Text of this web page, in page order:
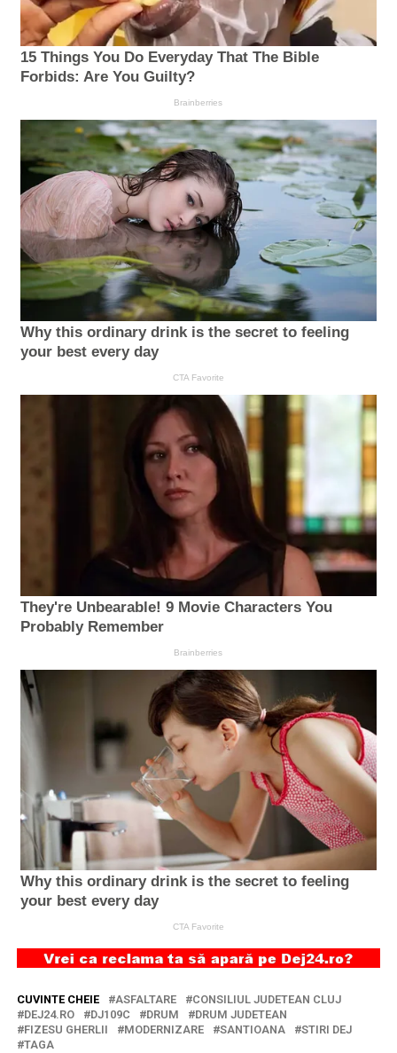
CUVINTE CHEIE ASFALTARE
CONSILIUL JUDETEAN CLUJ
DEJ24.RO
DJ109C DRUM
DRUM JUDETEAN
FIZESU GHERLII
MODERNIZARE SANTIOANA
STIRI DEJ
TAGA